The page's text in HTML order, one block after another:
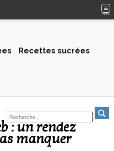
MENU
Recettes sucrées
manquer